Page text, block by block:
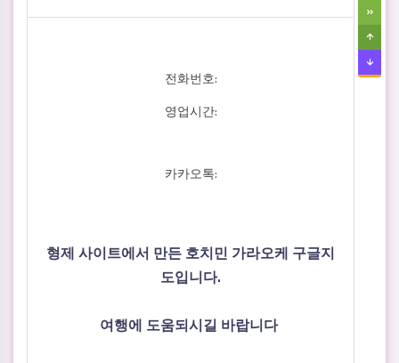
전화번호:
영업시간:
카카오톡:
형제 사이트에서 만든 호치민 가라오케 구글지
도입니다.
여행에 도움되시길 바랍니다